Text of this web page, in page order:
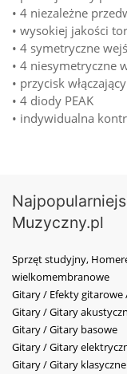
• 4 niezależne
• wysokiej jakości
• 4 symetryczne
• 4 niesymetryczne
• przycisk
• 4 diody PEAK
• indywidualna
Muzyczny.pl
Sprzęt studyjny,
wielkomembranowe
Gitary / Efekty
Gitary / Gitary
Gitary / Gitary basowe
Gitary / Gitary
Gitary / Gitary klasyczne